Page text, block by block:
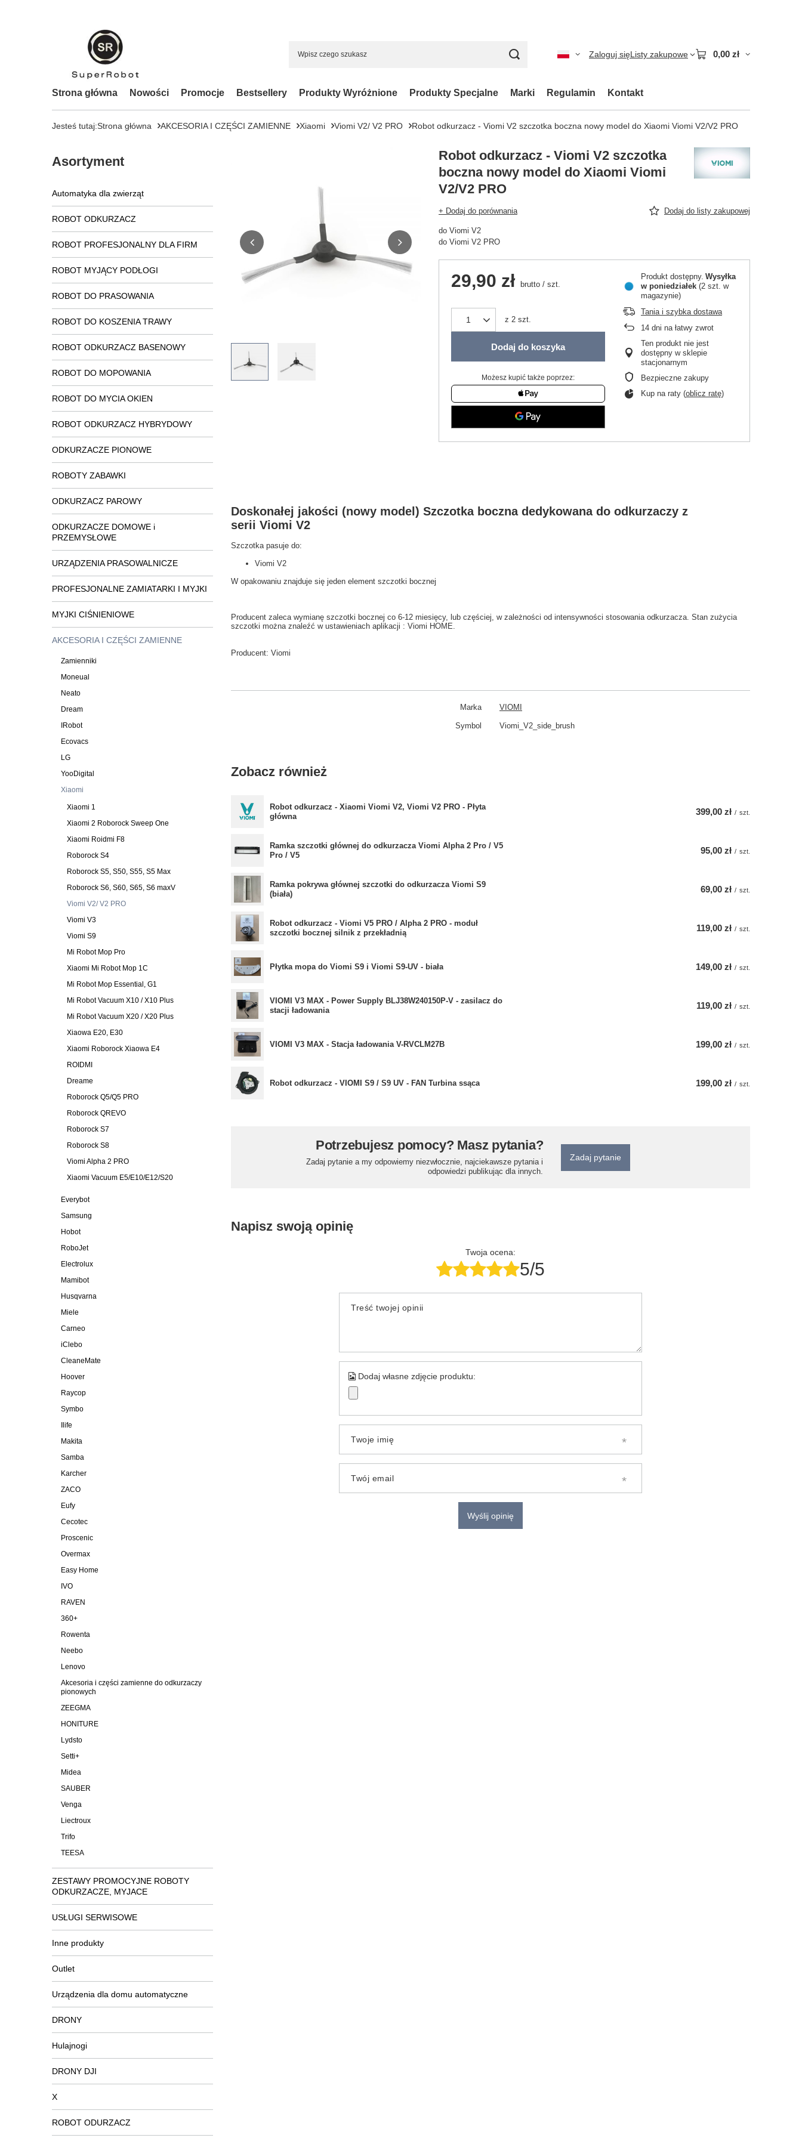
Zaloguj sięListy zakupowe 0,00 zł
Strona główna Nowości Promocje Bestsellery Produkty Wyróżnione Produkty Specjalne Marki Regulamin Kontakt
Jesteś tutaj:Strona główna AKCESORIA I CZĘŚCI ZAMIENNE Xiaomi Viomi V2/ V2 PRO Robot odkurzacz - Viomi V2 szczotka boczna nowy model do Xiaomi Viomi V2/V2 PRO
Asortyment
Automatyka dla zwierząt
ROBOT ODKURZACZ
ROBOT PROFESJONALNY DLA FIRM
ROBOT MYJĄCY PODŁOGI
ROBOT DO PRASOWANIA
ROBOT DO KOSZENIA TRAWY
ROBOT ODKURZACZ BASENOWY
ROBOT DO MOPOWANIA
ROBOT DO MYCIA OKIEN
ROBOT ODKURZACZ HYBRYDOWY
ODKURZACZE PIONOWE
ROBOTY ZABAWKI
ODKURZACZ PAROWY
ODKURZACZE DOMOWE i
PRZEMYSŁOWE
URZĄDZENIA PRASOWALNICZE
PROFESJONALNE ZAMIATARKI I MYJKI
MYJKI CIŚNIENIOWE
AKCESORIA I CZĘŚCI ZAMIENNE
Zamienniki
Moneual
Neato
Dream
IRobot
Ecovacs
LG
YooDigital
Xiaomi
Xiaomi 1
Xiaomi 2 Roborock Sweep One
Xiaomi Roidmi F8
Roborock S4
Roborock S5, S50, S55, S5 Max
Roborock S6, S60, S65, S6 maxV
Viomi V2/ V2 PRO
Viomi V3
Viomi S9
Mi Robot Mop Pro
Xiaomi Mi Robot Mop 1C
Mi Robot Mop Essential, G1
Mi Robot Vacuum X10 / X10 Plus
Mi Robot Vacuum X20 / X20 Plus
Xiaowa E20, E30
Xiaomi Roborock Xiaowa E4
ROIDMI
Dreame
Roborock Q5/Q5 PRO
Roborock QREVO
Roborock S7
Roborock S8
Viomi Alpha 2 PRO
Xiaomi Vacuum E5/E10/E12/S20
Everybot
Samsung
Hobot
RoboJet
Electrolux
Mamibot
Husqvarna
Miele
Carneo
iClebo
CleaneMate
Hoover
Raycop
Symbo
Ilife
Makita
Samba
Karcher
ZACO
Eufy
Cecotec
Proscenic
Overmax
Easy Home
IVO
RAVEN
360+
Rowenta
Neebo
Lenovo
Akcesoria i części zamienne do odkurzaczy
pionowych
ZEEGMA
HONITURE
Lydsto
Setti+
Midea
SAUBER
Venga
Liectroux
Trifo
TEESA
ZESTAWY PROMOCYJNE ROBOTY
ODKURZACZE, MYJACE
USŁUGI SERWISOWE
Inne produkty
Outlet
Urządzenia dla domu automatyczne
DRONY
Hulajnogi
DRONY DJI
X
ROBOT ODURZACZ
Robot odkurzacz - Viomi V2 szczotka
boczna nowy model do Xiaomi Viomi
V2/V2 PRO
+ Dodaj do porównania Dodaj do listy zakupowej
do Viomi V2
do Viomi V2 PRO
29,90 zł brutto / szt.
z 2 szt.
Dodaj do koszyka
Możesz kupić także poprzez:
Produkt dostępny Wysyłka
w poniedziałek (2 szt. w
magazynie)
Tania i szybka dostawa
14 dni na łatwy zwrot
Ten produkt nie jest
dostępny w sklepie
stacjonarnym
Bezpieczne zakupy
Kup na raty (oblicz ratę)
Doskonałej jakości (nowy model) Szczotka boczna dedykowana do odkurzaczy z
serii Viomi V2
Szczotka pasuje do:
Viomi V2
W opakowaniu znajduje się jeden element szczotki bocznej
Producent zaleca wymianę szczotki bocznej co 6-12 miesięcy, lub częściej, w zależności od intensywności stosowania odkurzacza. Stan zużycia
szczotki można znaleźć w ustawieniach aplikacji : Viomi HOME.
Producent: Viomi
Marka VIOMI
Symbol Viomi_V2_side_brush
Zobacz również
Robot odkurzacz - Xiaomi Viomi V2, Viomi V2 PRO - Płyta
główna
399,00 zł / szt.
Ramka szczotki głównej do odkurzacza Viomi Alpha 2 Pro / V5
Pro / V5
95,00 zł / szt.
Ramka pokrywa głównej szczotki do odkurzacza Viomi S9
(biała)
69,00 zł / szt.
Robot odkurzacz - Viomi V5 PRO / Alpha 2 PRO - moduł
szczotki bocznej silnik z przekładnią
119,00 zł / szt.
Płytka mopa do Viomi S9 i Viomi S9-UV - biała 149,00 zł / szt.
VIOMI V3 MAX - Power Supply BLJ38W240150P-V - zasilacz do
stacji ładowania
119,00 zł / szt.
VIOMI V3 MAX - Stacja ładowania V-RVCLM27B 199,00 zł / szt.
Robot odkurzacz - VIOMI S9 / S9 UV - FAN Turbina ssąca 199,00 zł / szt.
Potrzebujesz pomocy? Masz pytania?
Zadaj pytanie a my odpowiemy niezwłocznie, najciekawsze pytania i
odpowiedzi publikując dla innych.
Zadaj pytanie
Napisz swoją opinię
Twoja ocena:
5/5
Treść twojej opinii
Dodaj własne zdjęcie produktu:
Twoje imię
Twój email
Wyślij opinię